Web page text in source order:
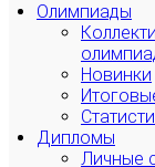
Олимпиады
Новинки
Дипломы
Личные